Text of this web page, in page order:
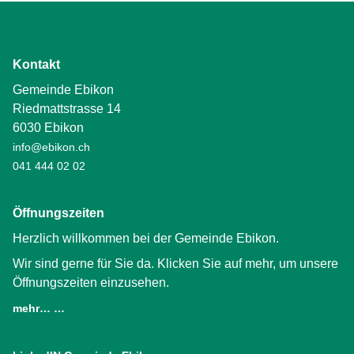
Kontakt
Gemeinde Ebikon
Riedmattstrasse 14
6030 Ebikon
info@ebikon.ch
041 444 02 02
Öffnungszeiten
Herzlich willkommen bei der Gemeinde Ebikon.
Wir sind gerne für Sie da. Klicken Sie auf mehr, um unsere
Öffnungszeiten einzusehen.
mehr… …